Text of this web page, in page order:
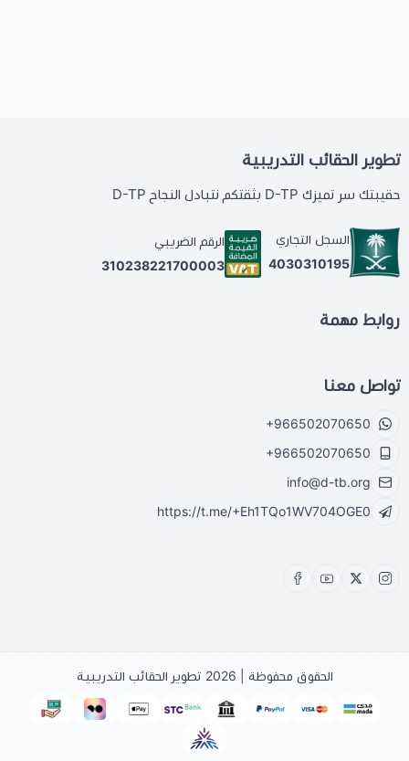
تطوير الحقائب التدريبية
حقيبتك سر تميزك D-TP بثقتكم نتبادل النجاح D-TP
السجل التجاري
4030310195
الرقم الضريبي
310238221700003
روابط مهمة
تواصل معنا
+966502070650
+966502070650
info@d-tb.org
https://t.me/+Eh1TQo1WV704OGE0
الحقوق محفوظة | 2026 تطوير الحقائب التدريبية